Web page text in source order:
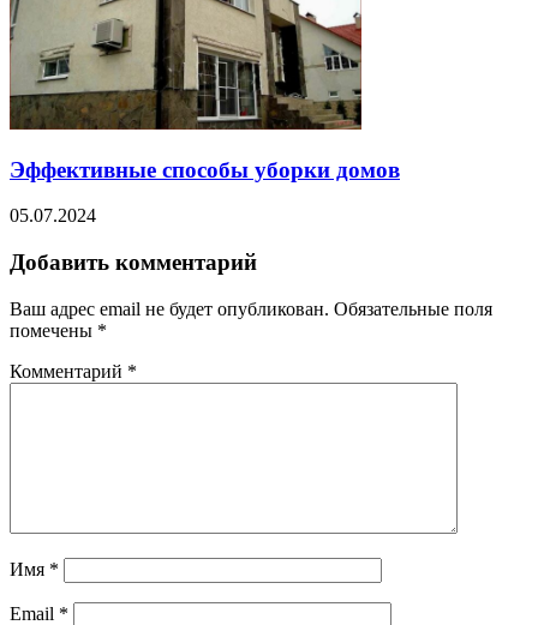
Эффективные способы уборки домов
05.07.2024
Добавить комментарий
Ваш адрес email не будет опубликован. Обязательные поля
помечены *
Комментарий *
Имя *
Email *